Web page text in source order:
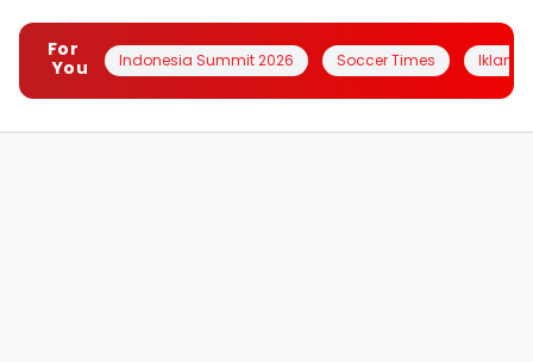
For
You
Indonesia Summit 2026 Soccer Times Iklanin